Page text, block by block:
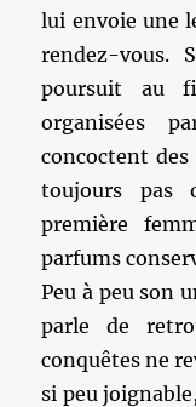
lui envoie une
rendez-vous.
poursuit au
organisées
concoctent
toujours pas
première
parfums
Peu à peu son
parle de
conquêtes ne
si peu